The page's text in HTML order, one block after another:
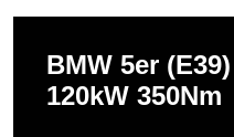
BMW 5er
120kW 350Nm